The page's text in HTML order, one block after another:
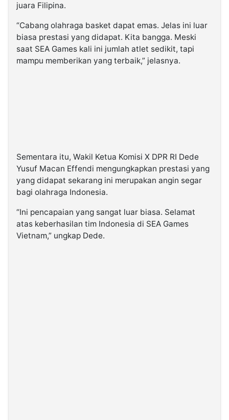
juara Filipina.
“Cabang olahraga basket dapat emas. Jelas ini luar
biasa prestasi yang didapat. Kita bangga. Meski
saat SEA Games kali ini jumlah atlet sedikit, tapi
mampu memberikan yang terbaik,” jelasnya.
Sementara itu, Wakil Ketua Komisi X DPR RI Dede
Yusuf Macan Effendi mengungkapkan prestasi yang
yang didapat sekarang ini merupakan angin segar
bagi olahraga Indonesia.
“Ini pencapaian yang sangat luar biasa. Selamat
atas keberhasilan tim Indonesia di SEA Games
Vietnam,” ungkap Dede.